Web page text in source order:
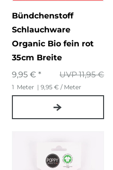
Bündchenstoff
Schlauchware
Organic Bio fein rot
35cm Breite
UVP 11,95 €
9,95 € *
1 Meter | 9,95 € / Meter